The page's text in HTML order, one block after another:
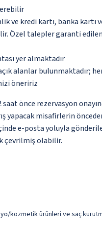
ve kredi kartı, banka
Özel talepler garanti
yer almaktadır
alanlar bulunmaktadır;
öneririz
önce rezervasyon
yapacak misafirlerin
e-posta yoluyla
çevrilmiş olabilir.
kozmetik ürünleri ve saç